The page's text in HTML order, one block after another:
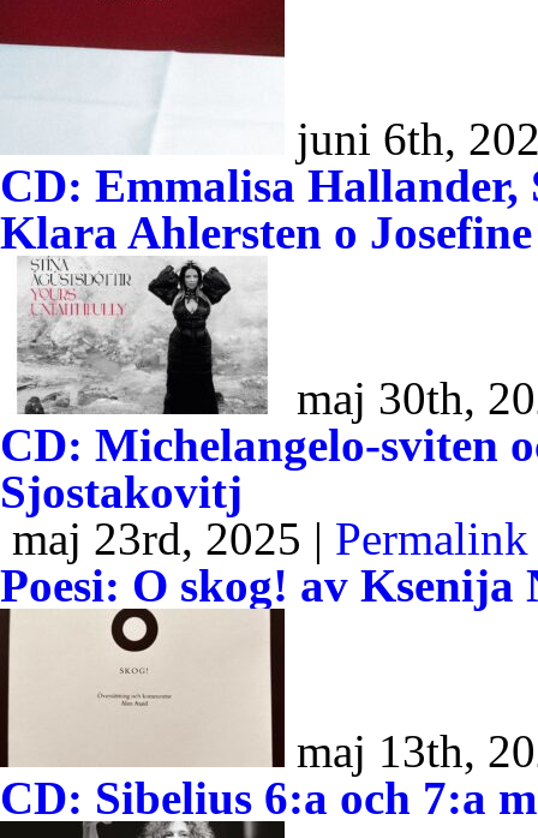
juni 6th,
CD: Emmalisa
Klara Ahlersten o
maj 30th,
CD: Michelangelo-sviten
Sjostakovitj
maj 23rd, 2025 | Permalink
Poesi: O skog! av Ksenija
maj 13th,
CD: Sibelius 6:a och 7:a